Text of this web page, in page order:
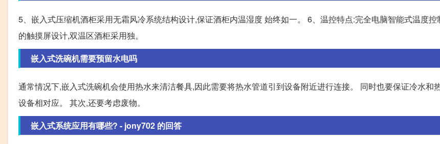
5、嵌入式压缩机酒柜采用无霜风冷系统结构设计,保证酒柜内温湿度 始终如一。 6、温控特点:完全电脑智能式温度控
的触摸屏设计,双温区酒柜采用独。
嵌入式洗碗机需要预留水电吗
通常情况下,嵌入式洗碗机会使用热水来清洁餐具,因此需要将热水管道引到设备附近进行连接。 同时也要保证冷水和
设备相对应。 其次,还要考虑废物。
嵌入式系统应用有哪些? - jony702 的回答